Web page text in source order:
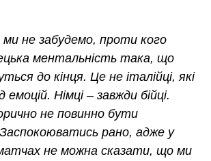
не забудемо, проти кого
ментальність така, що
до кінця. Це не італійці, які
емоцій. Німці – завжди бійці.
не повинно бути
рано, адже у
не можна сказати, що ми